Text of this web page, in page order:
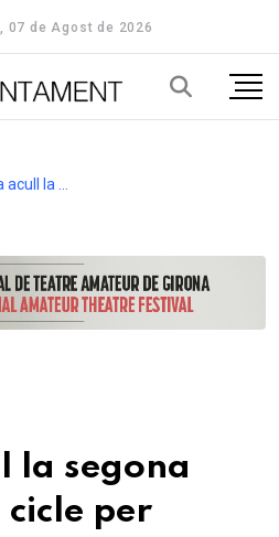
07 de Agost de 2026
la segona
per